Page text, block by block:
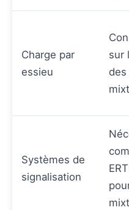
Charge par
essieu
sur
des
Systèmes de
signalisation